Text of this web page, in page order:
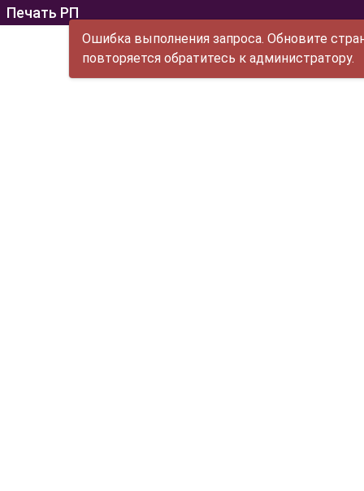
Печать РП
Ошибка выполнения запроса. Обновите
повторяется обратитесь к администратору.